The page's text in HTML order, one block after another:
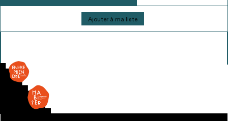
quantité
de
Ajouter à ma liste